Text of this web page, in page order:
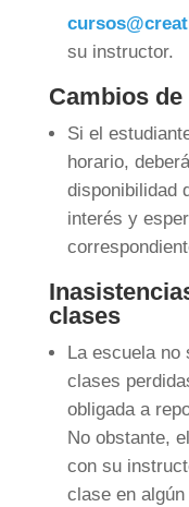
su instructor.
Cambios
Si el
horario,
disponibilidad
interés y
clases
La escuela no
clases
obligada a
No obstante,
con su
clase en